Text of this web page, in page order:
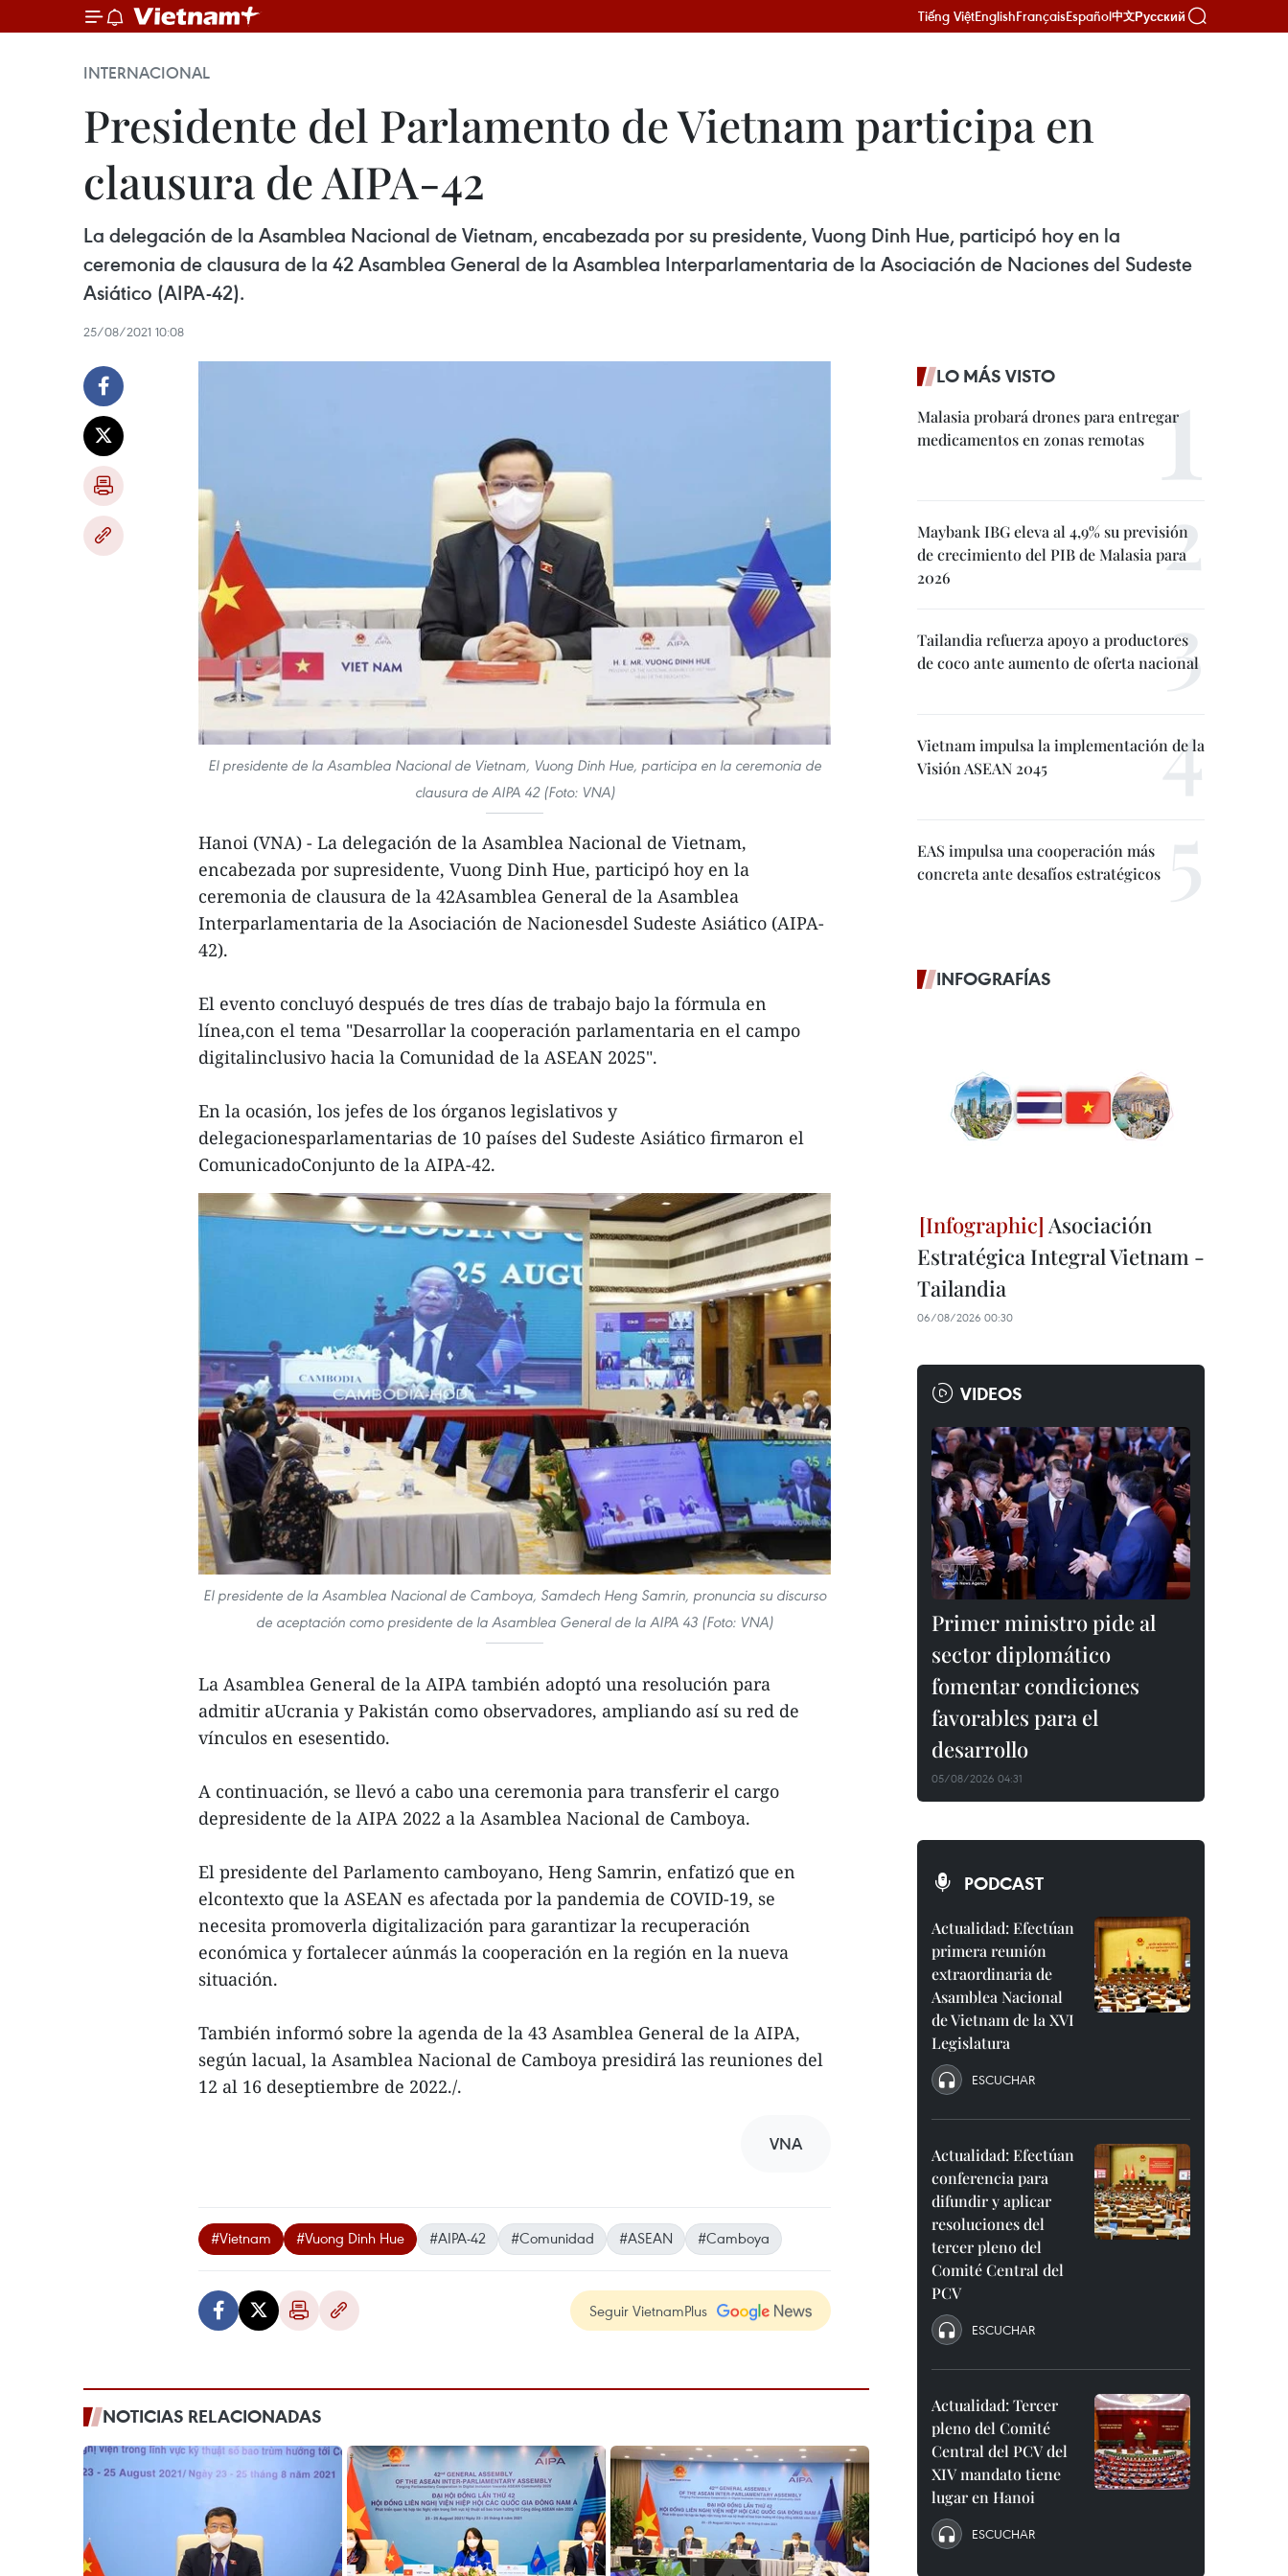
Tiếng ViệtEnglishFrançaisEspañol中文Русский
INTERNACIONAL
Presidente del Parlamento de Vietnam participa en
clausura de AIPA-42
La delegación de la Asamblea Nacional de Vietnam, encabezada por su presidente, Vuong Dinh Hue, participó hoy en la
ceremonia de clausura de la 42 Asamblea General de la Asamblea Interparlamentaria de la Asociación de Naciones del Sudeste
Asiático (AIPA-42).
25/08/2021 10:08
El presidente de la Asamblea Nacional de Vietnam, Vuong Dinh Hue, participa en la ceremonia de
clausura de AIPA 42 (Foto: VNA)
Hanoi (VNA) - La delegación de la Asamblea Nacional de Vietnam,
encabezada por supresidente, Vuong Dinh Hue, participó hoy en la
ceremonia de clausura de la 42Asamblea General de la Asamblea
Interparlamentaria de la Asociación de Nacionesdel Sudeste Asiático (AIPA-
42).
El evento concluyó después de tres días de trabajo bajo la fórmula en
línea,con el tema "Desarrollar la cooperación parlamentaria en el campo
digitalinclusivo hacia la Comunidad de la ASEAN 2025".
En la ocasión, los jefes de los órganos legislativos y
delegacionesparlamentarias de 10 países del Sudeste Asiático firmaron el
ComunicadoConjunto de la AIPA-42.
El presidente de la Asamblea Nacional de Camboya, Samdech Heng Samrin, pronuncia su discurso
de aceptación como presidente de la Asamblea General de la AIPA 43 (Foto: VNA)
La Asamblea General de la AIPA también adoptó una resolución para
admitir aUcrania y Pakistán como observadores, ampliando así su red de
vínculos en esesentido.
A continuación, se llevó a cabo una ceremonia para transferir el cargo
depresidente de la AIPA 2022 a la Asamblea Nacional de Camboya.
El presidente del Parlamento camboyano, Heng Samrin, enfatizó que en
elcontexto que la ASEAN es afectada por la pandemia de COVID-19, se
necesita promoverla digitalización para garantizar la recuperación
económica y fortalecer aúnmás la cooperación en la región en la nueva
situación.
También informó sobre la agenda de la 43 Asamblea General de la AIPA,
según lacual, la Asamblea Nacional de Camboya presidirá las reuniones del
12 al 16 deseptiembre de 2022./.
VNA
#Vietnam #Vuong Dinh Hue #AIPA-42 #Comunidad #ASEAN #Camboya
Seguir VietnamPlus
NOTICIAS RELACIONADAS
LO MÁS VISTO
Malasia probará drones para entregar
medicamentos en zonas remotas
Maybank IBG eleva al 4,9% su previsión
de crecimiento del PIB de Malasia para
2026
Tailandia refuerza apoyo a productores
de coco ante aumento de oferta nacional
Vietnam impulsa la implementación de la
Visión ASEAN 2045
EAS impulsa una cooperación más
concreta ante desafíos estratégicos
INFOGRAFÍAS
Asociación
Estratégica Integral Vietnam -
Tailandia
06/08/2026 00:30
VIDEOS
Primer ministro pide al
sector diplomático
fomentar condiciones
favorables para el
desarrollo
05/08/2026 04:31
PODCAST
Actualidad: Efectúan
primera reunión
extraordinaria de
Asamblea Nacional
de Vietnam de la XVI
Legislatura
ESCUCHAR
Actualidad: Efectúan
conferencia para
difundir y aplicar
resoluciones del
tercer pleno del
Comité Central del
PCV
ESCUCHAR
Actualidad: Tercer
pleno del Comité
Central del PCV del
XIV mandato tiene
lugar en Hanoi
ESCUCHAR